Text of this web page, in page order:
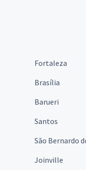
Fortaleza
Brasília
Barueri
Santos
São Bernardo
Joinville